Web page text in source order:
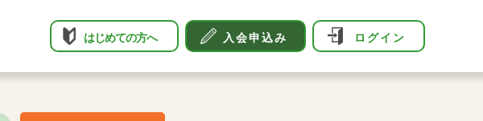
はじめての方へ 入会申込み ログイン